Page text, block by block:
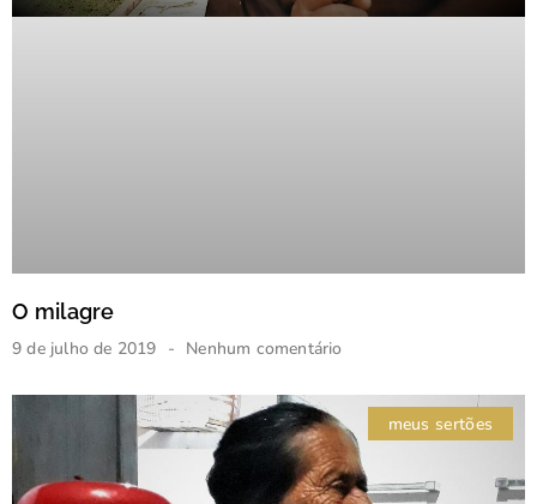
O milagre
9 de julho de 2019 Nenhum comentário
meus sertões